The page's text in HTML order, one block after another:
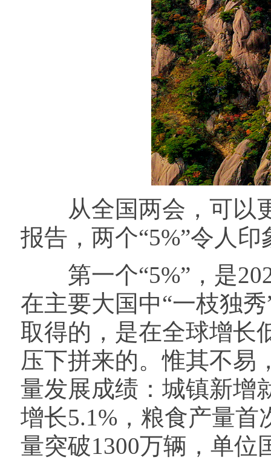
从全国两会，可以更
报告，两个“5%”令人印
第一个“5%”，是
在主要大国中“一枝独
取得的，是在全球增长
压下拼来的。惟其不易
量发展成绩：城镇新增
增长5.1%，粮食产量
量突破1300万辆，单位